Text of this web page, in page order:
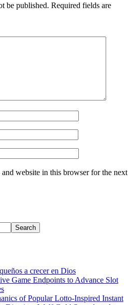
be published. Required fields are
and website in this browser for the next
Search
a crecer en Dios
Game Endpoints to Advance Slot
of Popular Lotto-Inspired Instant